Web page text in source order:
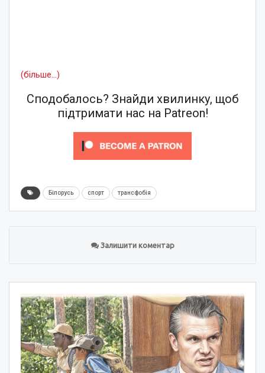
(більше…)
Сподобалось? Знайди хвилинку, щоб
підтримати нас на Patreon!
Білорусь спорт трансфобія
Залишити коментар